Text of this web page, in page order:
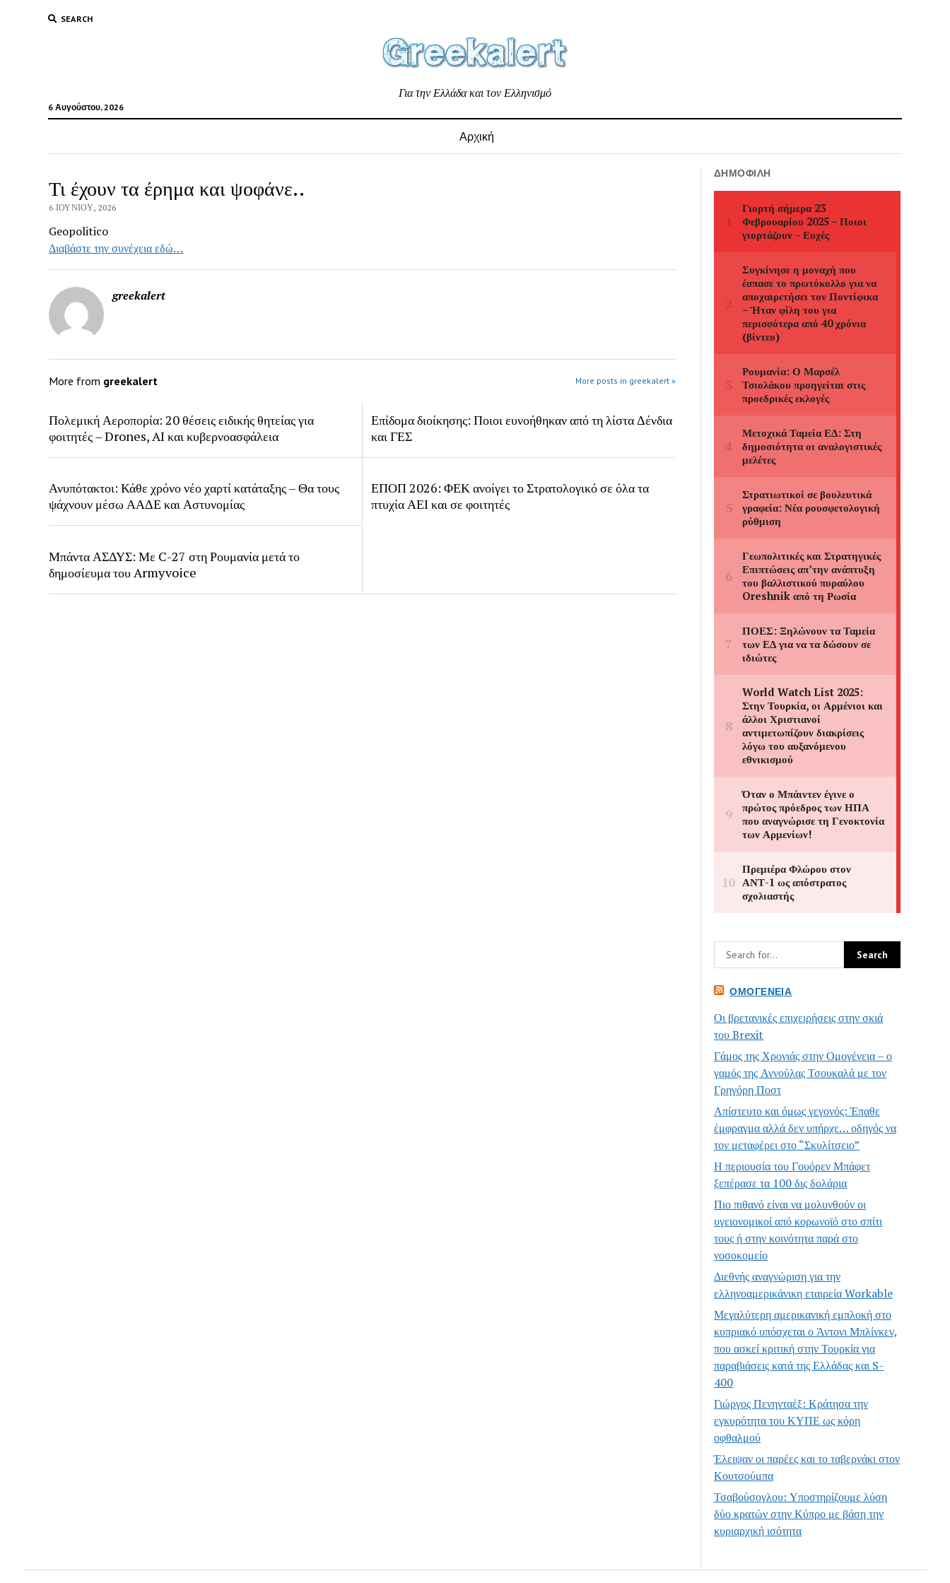
SEARCH
6 Αυγούστου, 2026
Για την Ελλάδα και τον Ελληνισμό
Αρχική
Τι έχουν τα έρημα και ψοφάνε..
6 ΙΟΥΝΊΟΥ, 2026
Geopolitico
Διαβάστε την συνέχεια εδώ…
greekalert
More from greekalert More posts in greekalert »
Πολεμική Αεροπορία: 20 θέσεις ειδικής θητείας για
φοιτητές – Drones, AI και κυβερνοασφάλεια
Επίδομα διοίκησης: Ποιοι ευνοήθηκαν από τη λίστα Δένδια
και ΓΕΣ
Ανυπότακτοι: Κάθε χρόνο νέο χαρτί κατάταξης – Θα τους
ψάχνουν μέσω ΑΑΔΕ και Αστυνομίας
ΕΠΟΠ 2026: ΦΕΚ ανοίγει το Στρατολογικό σε όλα τα
πτυχία ΑΕΙ και σε φοιτητές
Μπάντα ΑΣΔΥΣ: Με C-27 στη Ρουμανία μετά το
δημοσίευμα του Armyvoice
ΔΗΜΟΦΙΛΉ
ΟΜΟΓΈΝΕΙΑ
Οι βρετανικές επιχειρήσεις στην σκιά
του Brexit
Γάμος της Χρονιάς στην Ομογένεια – ο
γαμός της Αννούλας Τσουκαλά με τον
Γρηγόρη Ποστ
Απίστευτο και όμως γεγονός: Έπαθε
έμφραγμα αλλά δεν υπήρχε… οδηγός να
τον μεταφέρει στο “Σκυλίτσειο”
Η περιουσία του Γουόρεν Μπάφετ
ξεπέρασε τα 100 δις δολάρια
Πιο πιθανό είναι να μολυνθούν οι
υγειονομικοί από κορωνοϊό στο σπίτι
τους ή στην κοινότητα παρά στο
νοσοκομείο
Διεθνής αναγνώριση για την
ελληνοαμερικάνικη εταιρεία Workable
Μεγαλύτερη αμερικανική εμπλοκή στο
κυπριακό υπόσχεται ο Άντονι Μπλίνκεν,
που ασκεί κριτική στην Τουρκία για
παραβιάσεις κατά της Ελλάδας και S-
400
Γιώργος Πενηνταέξ: Κράτησα την
εγκυρότητα του ΚΥΠΕ ως κόρη
οφθαλμού
Έλειψαν οι παρέες και το ταβερνάκι στον
Κουτσούμπα
Τσαβούσογλου: Υποστηρίζουμε λύση
δύο κρατών στην Κύπρο με βάση την
κυριαρχική ισότητα